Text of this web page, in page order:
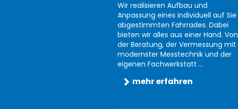
Wir realisieren Aufbau und
Anpassung eines individuell auf Sie
abgestimmten Fahrrades. Dabei
bieten wir alles aus einer Hand. Von
der Beratung, der Vermessung mit
modernster Messtechnik und der
eigenen Fachwerkstatt ...
mehr erfahren